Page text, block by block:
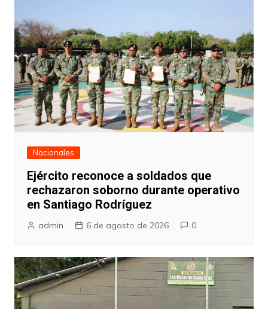
Nacionales
Ejército reconoce a soldados que
rechazaron soborno durante operativo
en Santiago Rodríguez
admin 6 de agosto de 2026 0